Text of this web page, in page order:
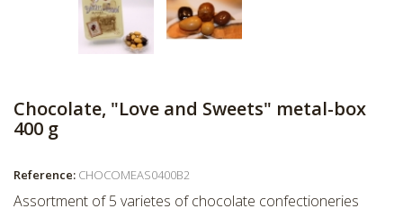
Chocolate, "Love and Sweets" metal-box
400 g
Reference: CHOCOMEAS0400B2
Assortment of 5 varietes of chocolate confectioneries